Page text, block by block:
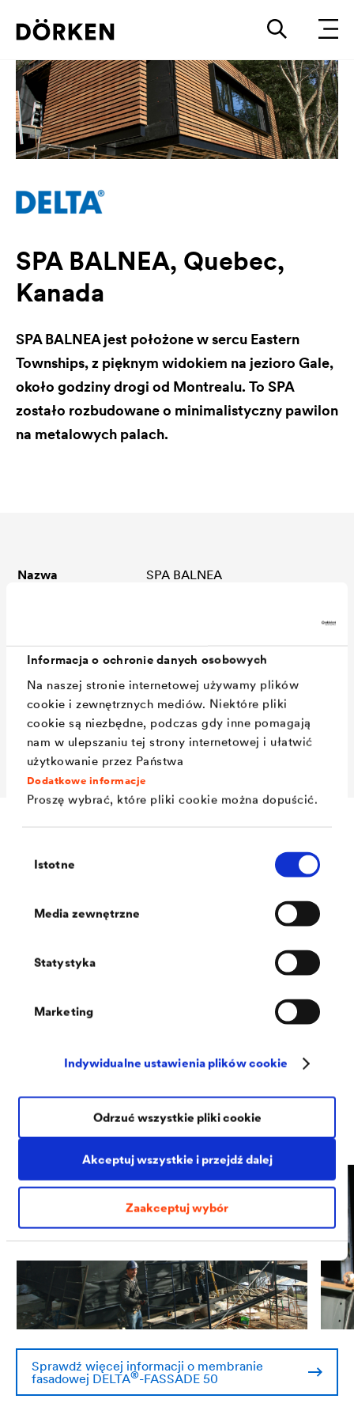
Informacja o ochronie danych osobowych
Na naszej stronie internetowej używamy plików
cookie i zewnętrznych mediów. Niektóre pliki
cookie są niezbędne, podczas gdy inne pomagają
nam w ulepszaniu tej strony internetowej i ułatwić
użytkowanie przez Państwa
Dodatkowe informacje
Proszę wybrać, które pliki cookie można dopuścić.
zgody
Istotne
Media zewnętrzne
Statystyka
Marketing
Indywidualne ustawienia plików cookie
Akceptuj wszystkie i przejdź dalej
Zaakceptuj wybór
Odrzuć wszystkie pliki cookie
SPA BALNEA, Quebec,
Kanada
SPA BALNEA jest położone w sercu Eastern
Townships, z pięknym widokiem na jezioro Gale,
około godziny drogi od Montrealu. To SPA
zostało rozbudowane o minimalistyczny pawilon
na metalowych palach.
Nazwa
SPA BALNEA
Canada
Kraj
Canada
Produkt
DELTA®-FASSADE 50
2013
Do wykonania okładziny drewnianej z otwartymi
drewno tropikalne Ipe. Aby zapewnić optymalną
ochronę warstw elewacji, znajdujących się za otwartymi
fugami, przed wilgocią i wiatrem, zastosowano
Trwała
membrana ochronna odporna na promieniowanie UV
zewnątrz, gwarantując, że wilgoć z wnętrza budynku
będzie się wydostawać bezpośrednio przez membranę.
01/04
Sprawdź więcej informacji o membranie
fasadowej DELTA®-FASSADE 50